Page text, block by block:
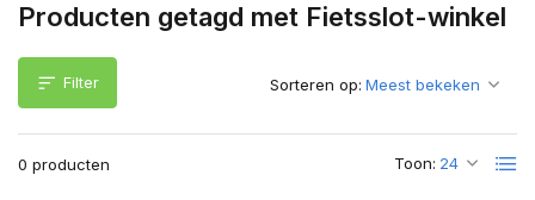
Producten getagd met Fietsslot-winkel
Filter
0 producten Toon:
Sorteren op: